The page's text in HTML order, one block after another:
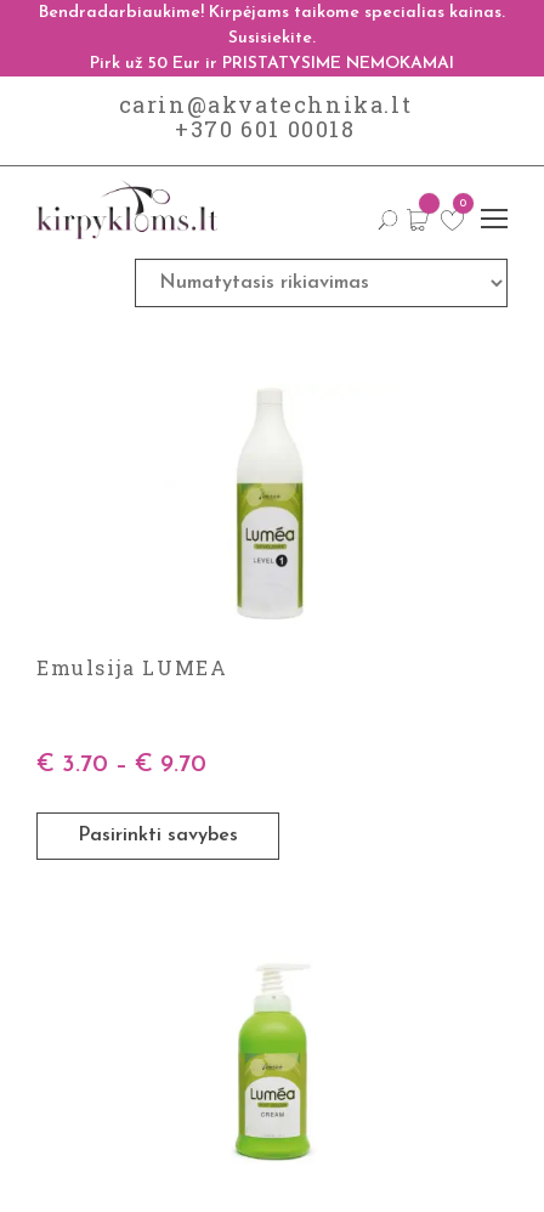
Bendradarbiaukime! Kirpėjams taikome specialias kainas.
Susisiekite.
Pirk už 50 Eur ir PRISTATYSIME NEMOKAMAI
carin@akvatechnika.lt
+370 601 00018
0
Emulsija LUMEA
€ 3.70 – € 9.70
Pasirinkti savybes